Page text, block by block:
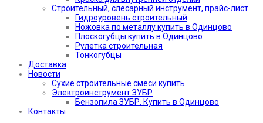
Строительный, слесарный инструмент, прайс-лист
Гидроуровень строительный
Ножовка по металлу купить в Одинцово
Плоскогубцы купить в Одинцово
Рулетка строительная
Тонкогубцы
Доставка
Новости
Сухие строительные смеси купить
Электроинструмент ЗУБР
Бензопила ЗУБР. Купить в Одинцово
Контакты